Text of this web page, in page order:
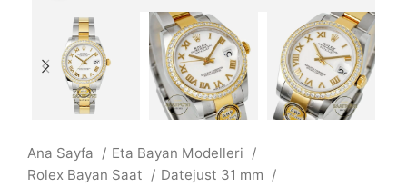
Ana Sayfa
Eta Bayan Modelleri
Rolex Bayan Saat
Datejust 31 mm